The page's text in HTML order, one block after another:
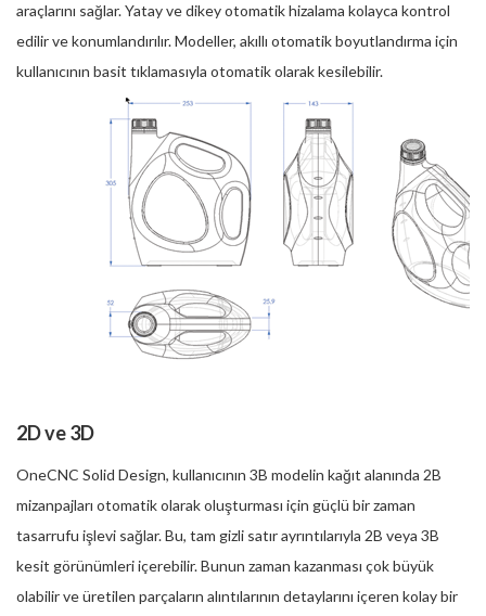
araçlarını sağlar. Yatay ve dikey otomatik hizalama kolayca kontrol
edilir ve konumlandırılır. Modeller, akıllı otomatik boyutlandırma için
kullanıcının basit tıklamasıyla otomatik olarak kesilebilir.
2D ve 3D
OneCNC Solid Design, kullanıcının 3B modelin kağıt alanında 2B
mizanpajları otomatik olarak oluşturması için güçlü bir zaman
tasarrufu işlevi sağlar. Bu, tam gizli satır ayrıntılarıyla 2B veya 3B
kesit görünümleri içerebilir. Bunun zaman kazanması çok büyük
olabilir ve üretilen parçaların alıntılarının detaylarını içeren kolay bir